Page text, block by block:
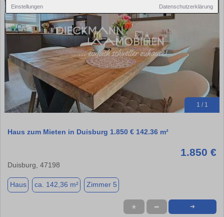
Einstellungen Datenschutzerklärung
1 / 1
Haus zum Mieten in Duisburg 1.850 € 142.36 m²
1.850 €
Duisburg, 47198
Haus ca. 142,36 m² Zimmer 5
★ ➦ ➜